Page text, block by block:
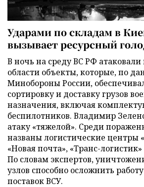
Ударами по складам в
вызывает ресурсный
В ночь на среду ВС РФ атаковали
области объекты, которые, по
Минобороны России,
сортировку и доставку грузов
назначения, включая
беспилотников. Владимир
атаку «тяжелой». Среди
названы логистические центры
«Новая почта», «Транс-
По словам экспертов,
узлов способно осложнить
поставок ВСУ.